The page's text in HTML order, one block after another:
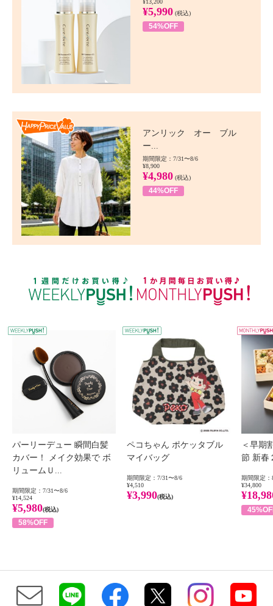
¥13,200
¥5,990 (税込)
54%OFF
アンリック オー ブル
ー...
期間限定：7/31〜8/6
¥8,900
¥4,980 (税込)
44%OFF
WEEKLY PUSH
パーリーデュー 瞬間白髪
カバー！ メイク効果で ボ
リュームＵ...
期間限定：7/31〜8/6
¥14,524
¥5,980(税込)
58%OFF
ペコちゃん ポケッタブル
マイバッグ
期間限定：7/31〜8/6
¥4,510
¥3,990(税込)
＜早期
節 新春
期間限定：
¥34,800